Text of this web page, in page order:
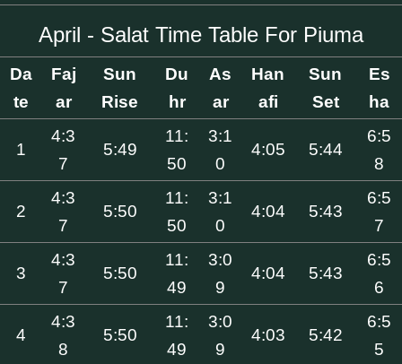
April - Salat Time Table For Piuma
Da
te
Faj
ar
Sun
Rise
Du
hr
As
ar
Han
afi
Sun
Set
Es
ha
1
4:3
7
5:49
11:
50
3:1
0
4:05 5:44
6:5
8
2
4:3
7
5:50
11:
50
3:1
0
4:04 5:43
6:5
7
3
4:3
7
5:50
11:
49
3:0
9
4:04 5:43
6:5
6
4
4:3
8
5:50
11:
49
3:0
9
4:03 5:42
6:5
5